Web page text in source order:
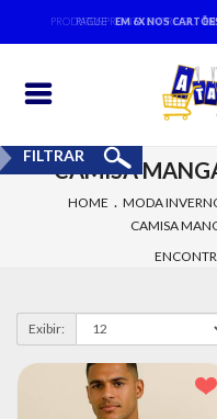
PRODUTOS PRONTA ENTREGA,
PAGUE EM 6X NOS
Cadastrar
MODA
BEBÊ
EVANGÉLICA
CAMISA
HOME . MODA
CAMISA
Exibir:
FILTRAR